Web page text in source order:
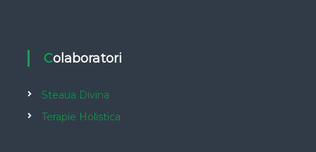
Colaboratori
Steaua Divina
Terapie Holistica